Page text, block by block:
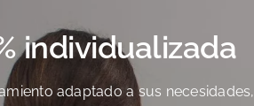
individualizada
adaptado a sus necesidades,